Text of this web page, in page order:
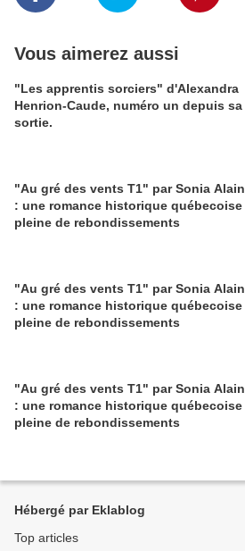
Vous aimerez aussi
"Les apprentis sorciers" d'Alexandra
Henrion-Caude, numéro un depuis sa
sortie.
"Au gré des vents T1" par Sonia Alain
: une romance historique québecoise
pleine de rebondissements
"Au gré des vents T1" par Sonia Alain
: une romance historique québecoise
pleine de rebondissements
"Au gré des vents T1" par Sonia Alain
: une romance historique québecoise
pleine de rebondissements
Hébergé par Eklablog
Top articles